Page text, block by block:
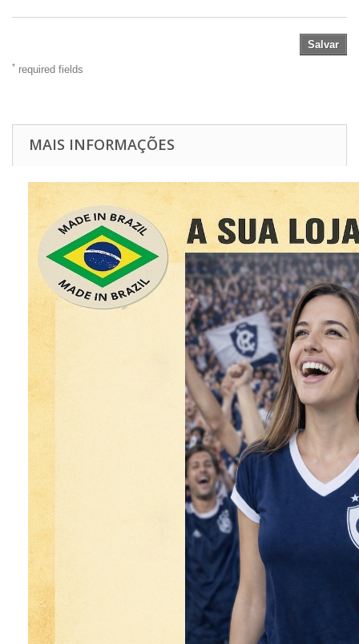
Salvar
* required fields
MAIS INFORMAÇÕES